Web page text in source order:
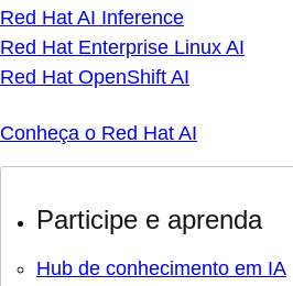
Red Hat AI Inference
Red Hat Enterprise Linux AI
Red Hat OpenShift AI
Conheça o Red Hat AI
Participe e aprenda
Hub de conhecimento em IA